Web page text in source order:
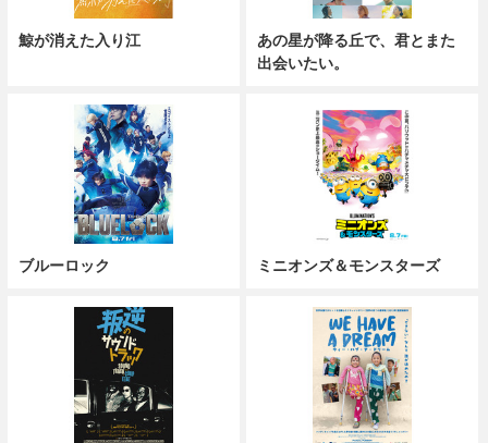
鯨が消えた入り江
あの星が降る丘で、君とまた
出会いたい。
ブルーロック ミニオンズ＆モンスターズ